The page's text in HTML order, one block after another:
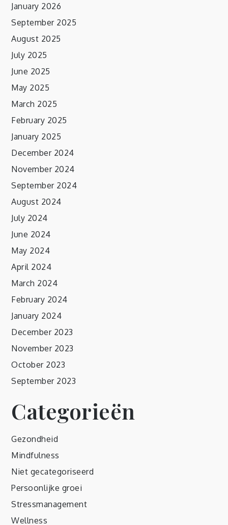
January 2026
September 2025
August 2025
July 2025
June 2025
May 2025
March 2025
February 2025
January 2025
December 2024
November 2024
September 2024
August 2024
July 2024
June 2024
May 2024
April 2024
March 2024
February 2024
January 2024
December 2023
November 2023
October 2023
September 2023
Categorieën
Gezondheid
Mindfulness
Niet gecategoriseerd
Persoonlijke groei
Stressmanagement
Wellness